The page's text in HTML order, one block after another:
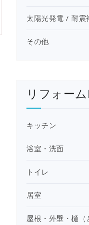
太陽光発電 / 耐震
その他
リフォー
キッチン
浴室・洗面
トイレ
居室
屋根・外壁・樋（